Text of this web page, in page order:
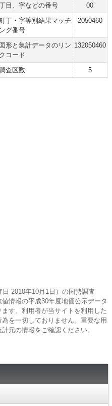
目、字などの番号
00
丁・字等別結果マッチ
ング番号
2050460
図形と集計データのリン
クコード
132050460
査区数 5
2010年10月1日）の国勢調査
情報の平成30年度地価公示データ
ます。利用者が当サイトを利用した
を一切しておりません。重要な用
元の情報をご確認ください。